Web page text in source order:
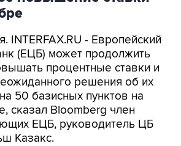
INTERFAX.RU - Европейский
(ЕЦБ) может продолжить
процентные ставки и
решения об их
50 базисных пунктов на
сказал Bloomberg член
ЕЦБ, руководитель ЦБ
Казакс.